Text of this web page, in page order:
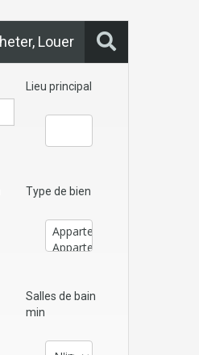
Louer
Lieu principal
Type de bien
Salles de bain
min